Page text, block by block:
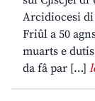
Arcidiocesi di
Friûl a 50
muarts e
da fâ par […]